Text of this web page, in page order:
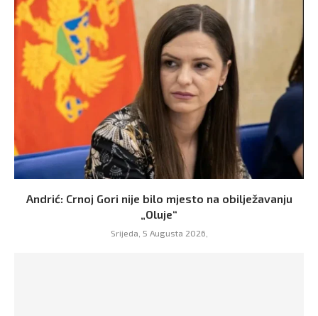
Andrić: Crnoj Gori nije bilo mjesto na obilježavanju
„Oluje“
Srijeda, 5 Augusta 2026,